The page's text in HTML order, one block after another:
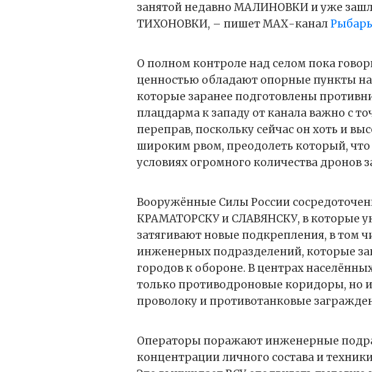
занятой недавно МАЛИНОВКИ и уже
ТИХОНОВКИ, – пишет МАХ-каналРыбарь
О полном контроле над селом пока
ценностью обладают опорные пункты
которые заранее подготовлены
плацдарма к западу от канала важно с
переправ, поскольку сейчас он хоть и
широким рвом, преодолеть который,
условиях огромного количества дронов
Вооружённые Силы России
КРАМАТОРСКУ и СЛАВЯНСКУ, в которые
затягивают новые подкрепления, в том
инженерных подразделений, которые
городов к обороне. В центрах
только противодроновые коридоры, но
проволоку и противотанковые
Операторы поражают инженерные
концентрации личного состава и